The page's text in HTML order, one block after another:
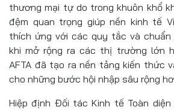
thương mại tự do trong khuôn khổ
đệm quan trọng giúp nền kinh tế
thích ứng với các quy tắc và
khi mở rộng ra các thị trường lớn
AFTA đã tạo ra nền tảng kiến thức
cho những bước hội nhập sâu rộng
Hiệp định Đối tác Kinh tế Toàn diện